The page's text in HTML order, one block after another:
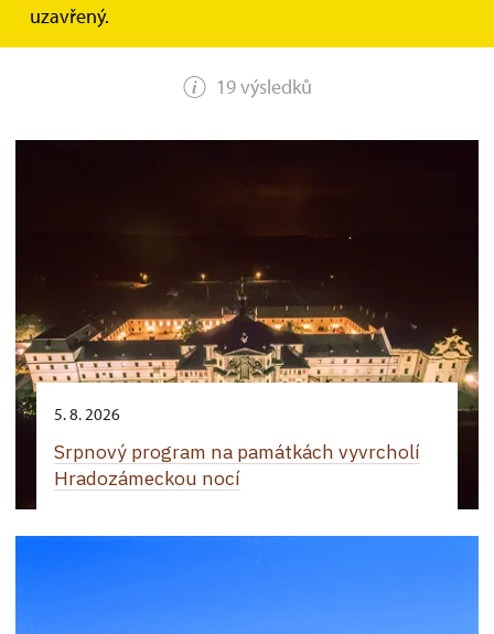
uzavřený.
19 výsledků
5. 8. 2026
Srpnový program na památkách vyvrcholí
Hradozámeckou nocí